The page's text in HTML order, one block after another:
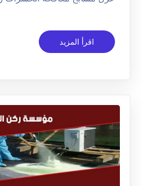
اقرأ المزيد